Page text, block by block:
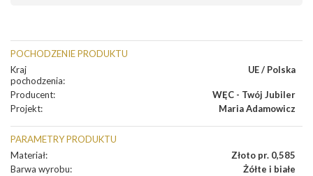
POCHODZENIE PRODUKTU
Kraj
pochodzenia:
UE / Polska
Producent:
WĘC - Twój Jubiler
Projekt: Maria Adamowicz
PARAMETRY PRODUKTU
Materiał:
Złoto pr. 0,585
Barwa wyrobu:
Żółte i białe